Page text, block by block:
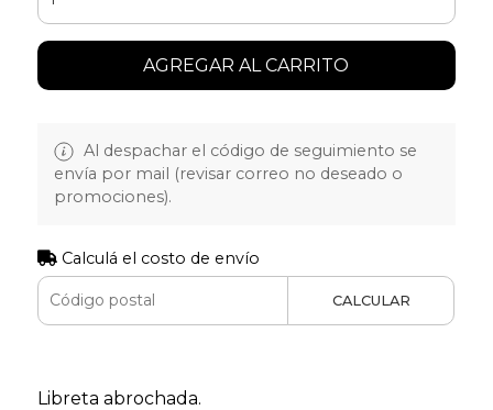
AGREGAR AL CARRITO
Al despachar el código de seguimiento se
envía por mail (revisar correo no deseado o
promociones).
Calculá el costo de envío
CALCULAR
Libreta abrochada.